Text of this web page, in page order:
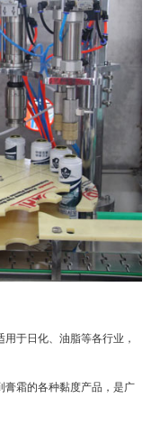
于日化、油脂等各行业，
膏霜的各种黏度产品，是广